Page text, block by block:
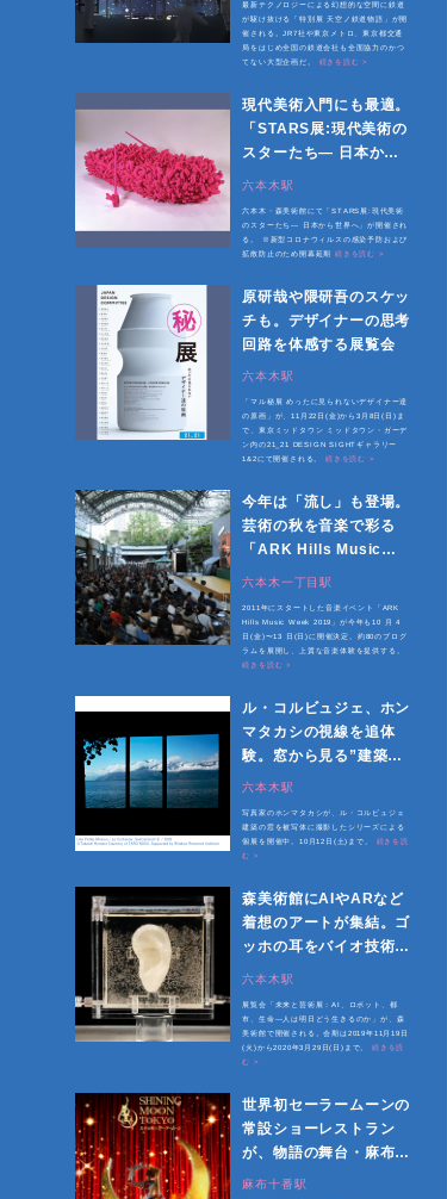
最新テクノロジーによる幻想的な空間に鉄道
が駆け抜ける「特別展 天空ノ鉄道物語」が開
催される。JR7社や東京メトロ、東京都交通
局をはじめ全国の鉄道会社も全面協力のかつ
てない大型企画だ。 続きを読む >
現代美術入門にも最適。
「STARS展:現代美術の
スターたち— 日本から
世界へ」開催
六本木駅
六本木・森美術館にて「STARS展:現代美術
のスターたち— 日本から世界へ」が開催され
る。 ※新型コロナウィルスの感染予防および
拡散防止のため開幕延期続きを読む >
原研哉や隈研吾のスケッ
チも。デザイナーの思考
回路を体感する展覧会
六本木駅
「マル秘展 めったに見られないデザイナー達
の原画」が、11月22日(金)から3月8日(日)ま
で、東京ミッドタウン ミッドタウン・ガーデ
ン内の21_21 DESIGN SIGHTギャラリー
1&2にて開催される。続きを読む >
今年は「流し」も登場。
芸術の秋を音楽で彩る
「ARK Hills Music
Week 2019」
六本木一丁目駅
2011年にスタートした音楽イベント「ARK
Hills Music Week 2019」が今年も10 月 4
日(金)〜13 日(日)に開催決定。約80のプログ
ラムを展開し、上質な音楽体験を提供する。
続きを読む >
ル・コルビュジェ、ホン
マタカシの視線を追体
験。窓から見る”建築写
真”とは
六本木駅
写真家のホンマタカシが、ル・コルビュジェ
建築の窓を被写体に撮影したシリーズによる
個展を開催中。10月12日(土)まで。 続きを読
む >
森美術館にAIやARなど
着想のアートが集結。ゴ
ッホの耳をバイオ技術で
再現
六本木駅
展覧会「未来と芸術展：AI、ロボット、都
市、生命―人は明日どう生きるのか」が、森
美術館で開催される。会期は2019年11月19日
(火)から2020年3月29日(日)まで。続きを読
む >
世界初セーラームーンの
常設ショーレストラン
が、物語の舞台・麻布十
番に誕生
麻布十番駅